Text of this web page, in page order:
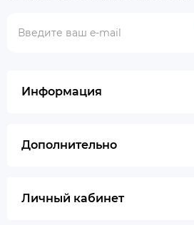
Информация
Дополнительно
Личный кабинет